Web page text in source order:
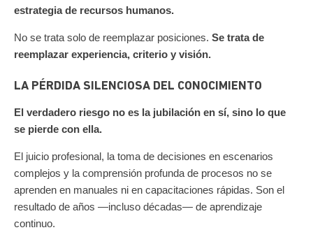
estrategia de recursos humanos.
No se trata solo de reemplazar posiciones. Se trata de
reemplazar experiencia, criterio y visión.
LA PÉRDIDA SILENCIOSA DEL CONOCIMIENTO
El verdadero riesgo no es la jubilación en sí, sino lo que
se pierde con ella.
El juicio profesional, la toma de decisiones en escenarios
complejos y la comprensión profunda de procesos no se
aprenden en manuales ni en capacitaciones rápidas. Son el
resultado de años —incluso décadas— de aprendizaje
continuo.